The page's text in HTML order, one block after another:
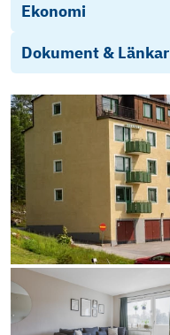
Ekonomi
Dokument & Länkar
Objektsbeskrivning